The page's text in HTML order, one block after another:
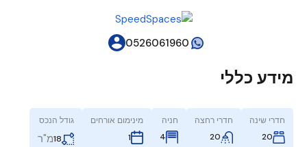
0526061960
מידע כללי
חדרי שינה
20
חדרי רחצה
20
חניה
4
מינימום אורחים
1
גודל הנכס
18מ"ר